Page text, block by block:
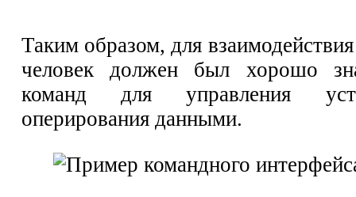
Таким образом, для
человек должен был хорошо
команд для управления
оперирования данными.